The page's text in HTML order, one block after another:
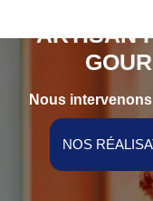
ARTISAN
Nous
NOS